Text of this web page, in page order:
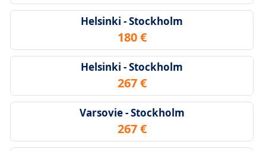
Helsinki - Stockholm
180 €
Helsinki - Stockholm
267 €
Varsovie - Stockholm
267 €